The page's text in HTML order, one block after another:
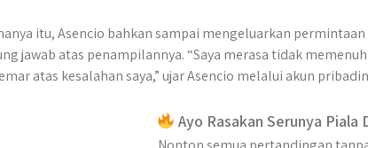
itu, Asencio bahkan sampai mengeluarkan
jawab atas penampilannya. “Saya merasa tidak
atas kesalahan saya,” ujar Asencio melalui akun
Ayo Rasakan Serunya Piala